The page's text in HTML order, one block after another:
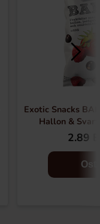
Exotic Snacks
Hallon &
2.89